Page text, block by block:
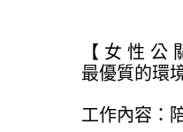
【 女 性 公
最優質的環
工作內容：